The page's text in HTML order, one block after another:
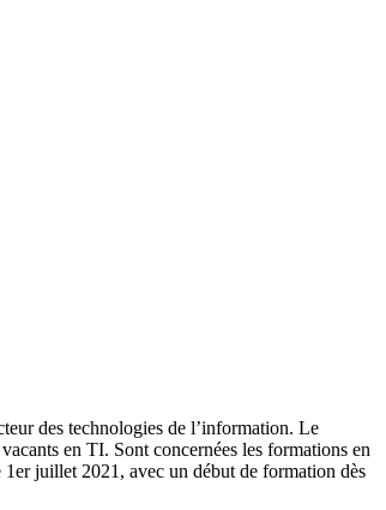
des technologies de l’information. Le
en TI. Sont concernées les formations en
juillet 2021, avec un début de formation dès